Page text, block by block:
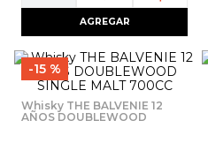
AGREGAR
15 %
Whisky THE BALVENIE 12
AÑOS DOUBLEWOOD